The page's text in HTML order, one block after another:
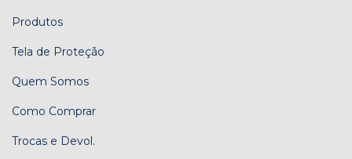
Produtos
Tela de Proteção
Quem Somos
Como Comprar
Trocas e Devol.